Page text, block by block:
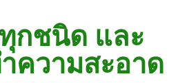
นขัด อบต.แหลมบัวนครปฐม
ร.0616596065 ไลน์ WCS1
กชนิด และ
ความสะอาด